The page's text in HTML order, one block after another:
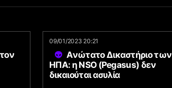
09/01/2023 20:21
Ανώτατο Δικαστήριο των
ΗΠΑ: η NSO (Pegasus) δεν
δικαιούται ασυλία